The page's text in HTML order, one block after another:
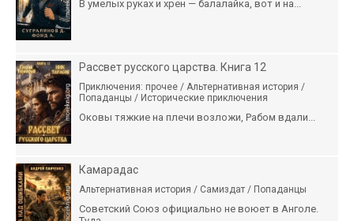
В умелых руках и хрен — балалайка, вот и на...
Рассвет русского царства. Книга 12
Приключения: прочее / Альтернативная история /
Попаданцы / Исторические приключения
Оковы тяжкие на плечи возложи, Рабом вдали...
Камарадас
Альтернативная история / Самиздат / Попаданцы
Советский Союз официально не воюет в Анголе.